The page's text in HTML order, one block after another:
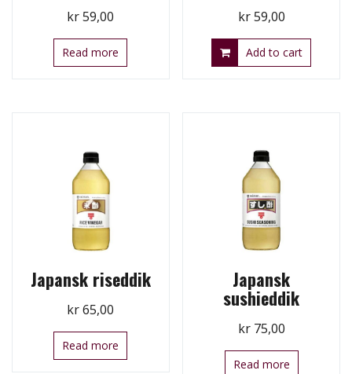
kr59,00
Read more
kr59,00
Add to cart
Japansk riseddik
kr65,00
Read more
Japansk
sushieddik
kr75,00
Read more